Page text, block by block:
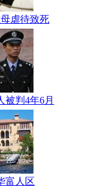
虐待致死
被判4年6月
富人区